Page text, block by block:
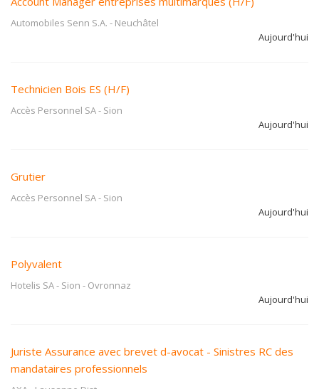
Automobiles Senn S.A. - Neuchâtel
Aujourd'hui
Technicien Bois ES (H/F)
Accès Personnel SA- Sion
Aujourd'hui
Grutier
Accès Personnel SA- Sion
Aujourd'hui
Polyvalent
Hotelis SA - Sion - Ovronnaz
Aujourd'hui
Juriste Assurance avec brevet d-avocat - Sinistres RC des
mandataires professionnels